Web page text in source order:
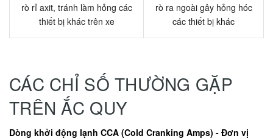
rò rỉ axit, tránh làm hỏng các
thiết bị khác trên xe
rò ra ngoài gây hỏng hóc
các thiết bị khác
CÁC CHỈ SỐ THƯỜNG GẶP
TRÊN ẮC QUY
Dòng khởi động lạnh CCA (Cold Cranking Amps) - Đơn vị